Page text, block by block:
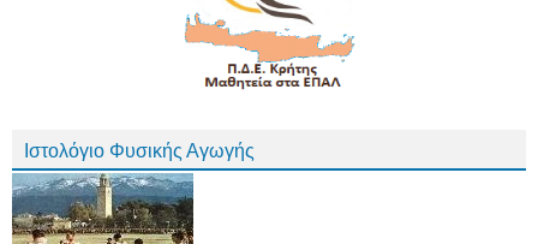
Ιστολόγιο Φυσικής Αγωγής